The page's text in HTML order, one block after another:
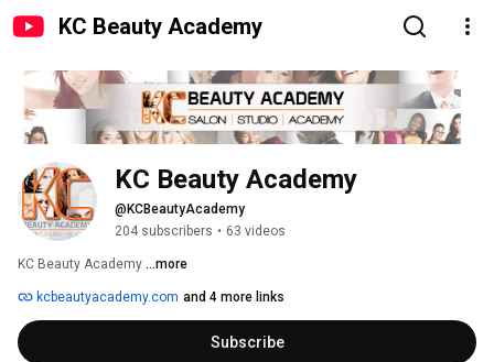
KC Beauty Academy
KC Beauty Academy
@KCBeautyAcademy
204 subscribers • 63 videos
KC Beauty Academy ...more
kcbeautyacademy.com and 4 more links
Subscribe